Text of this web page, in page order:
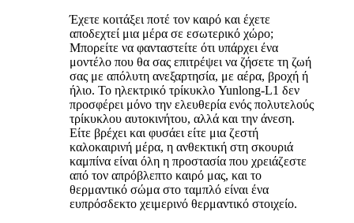
Έχετε κοιτάξει ποτέ τον καιρό και έχετε
αποδεχτεί μια μέρα σε εσωτερικό χώρο;
Μπορείτε να φανταστείτε ότι υπάρχει ένα
μοντέλο που θα σας επιτρέψει να ζήσετε τη ζωή
σας με απόλυτη ανεξαρτησία, με αέρα, βροχή ή
ήλιο. Το ηλεκτρικό τρίκυκλο Yunlong-L1 δεν
προσφέρει μόνο την ελευθερία ενός πολυτελούς
τρίκυκλου αυτοκινήτου, αλλά και την άνεση.
Είτε βρέχει και φυσάει είτε μια ζεστή
καλοκαιρινή μέρα, η ανθεκτική στη σκουριά
καμπίνα είναι όλη η προστασία που χρειάζεστε
από τον απρόβλεπτο καιρό μας, και το
θερμαντικό σώμα στο ταμπλό είναι ένα
ευπρόσδεκτο χειμερινό θερμαντικό στοιχείο.